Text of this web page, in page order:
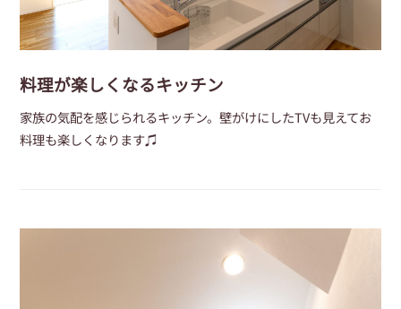
料理が楽しくなるキッチン
家族の気配を感じられるキッチン。壁がけにしたTVも見えてお
料理も楽しくなります♫